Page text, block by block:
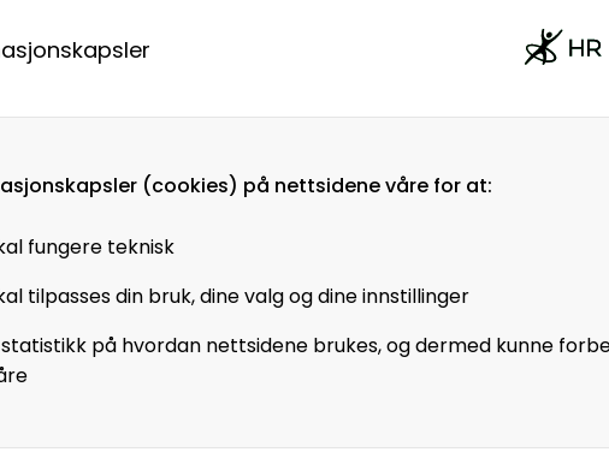
(cookies) på nettsidene våre for at:
fungere teknisk
tilpasses din bruk, dine valg og dine innstillinger
på hvordan nettsidene brukes, og dermed kunne
skal bli bedre digitalt
(BA).
uvitende om eller likegyldige til automatiseringen
overflødige.
og tvinger frem behov for handling, sier styreleder
å minimere, sier hun om hvordan arbeidsfolk ser
på banen med konkrete handlingsplaner for
De smarteste har allerede satt seg i førersetet og
sier hun og viser til hvordan eksempelvis